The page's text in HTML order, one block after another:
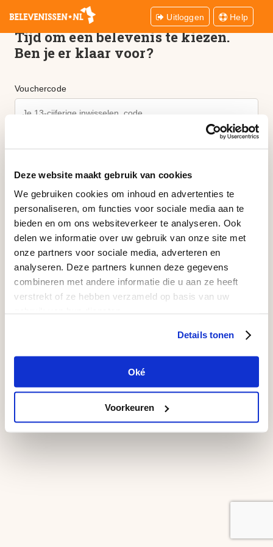
Deze website maakt gebruik van cookies
We gebruiken cookies om inhoud en advertenties te
personaliseren, om functies voor sociale media aan te
bieden en om ons websiteverkeer te analyseren. Ook
delen we informatie over uw gebruik van onze site met
onze partners voor sociale media, adverteren en
analyseren. Deze partners kunnen deze gegevens
combineren met andere informatie die u aan ze heeft
verstrekt of ze hebben verzameld op basis van uw
Details tonen
Oké
Voorkeuren
Uitloggen Help
Tijd om een belevenis te kiezen.
Ben je er klaar voor?
Vouchercode
Verder
Let op:
jouw cadeaubon heeft een vervaldatum. De
de vervaldatum uitgevoerd te zijn. Het
isnietmogelijk om meerdere cadeaubonnen samen te
voegen én in te wisselen voor één belevenis.